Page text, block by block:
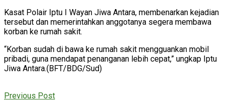
Kasat Polair Iptu I Wayan Jiwa Antara, membenarkan kejadian
tersebut dan memerintahkan anggotanya segera membawa
korban ke rumah sakit.
“Korban sudah di bawa ke rumah sakit mengguankan mobil
pribadi, guna mendapat penanganan lebih cepat,” ungkap Iptu
Jiwa Antara.(BFT/BDG/Sud)
Previous Post